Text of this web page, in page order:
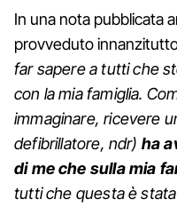
In una nota pubblicata
provveduto
far sapere a tutti che
con la mia famiglia.
immaginare, ricevere
defibrillatore, ndr) ha
di me che sulla mia
tutti che questa è